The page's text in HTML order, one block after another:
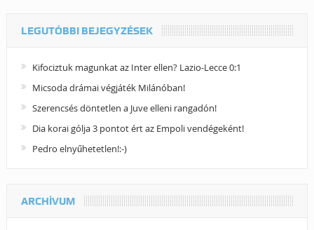
LEGUTÓBBI BEJEGYZÉSEK
Kifociztuk magunkat az Inter ellen? Lazio-Lecce 0:1
Micsoda drámai végjáték Milánóban!
Szerencsés döntetlen a Juve elleni rangadón!
Dia korai gólja 3 pontot ért az Empoli vendégeként!
Pedro elnyűhetetlen!:-)
ARCHÍVUM